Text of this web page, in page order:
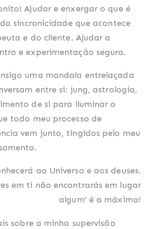
Ajudar e enxergar o que é
sincronicidade que acontece
e do cliente. Ajudar a
e experimentação segura.
uma mandala entrelaçada
entre si: jung, astrologia,
de si para iluminar o
todo meu processo de
vem junto, tingidos pelo meu
ao Universo e aos deuses.
em ti não encontrarás em lugar
algum’ é a máxima!
sobre a minha supervisão